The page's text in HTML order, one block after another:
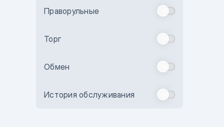
Бежевый
Комбинированный
Праворульные
Торг
Обмен
История обслуживания